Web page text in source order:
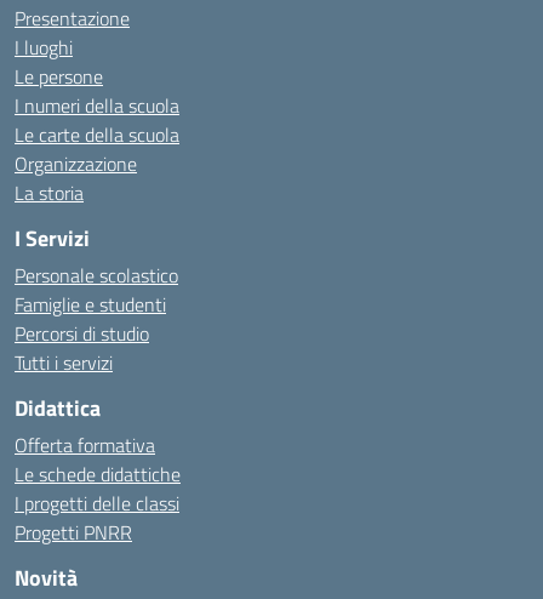
Presentazione
I luoghi
Le persone
I numeri della scuola
Le carte della scuola
Organizzazione
La storia
I Servizi
Personale scolastico
Famiglie e studenti
Percorsi di studio
Tutti i servizi
Didattica
Offerta formativa
Le schede didattiche
I progetti delle classi
Progetti PNRR
Novità